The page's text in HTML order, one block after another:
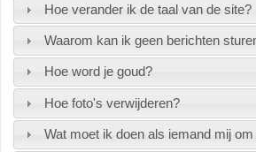
Hoe verander ik de taal van de site?
Waarom kan ik geen berichten
Hoe word je goud?
Hoe foto's verwijderen?
Wat moet ik doen als iemand mij